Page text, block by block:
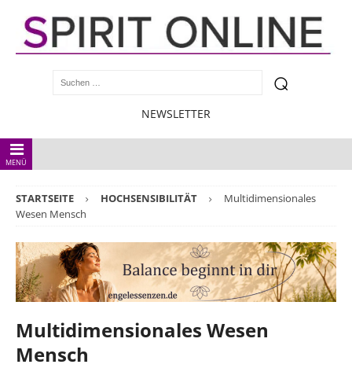
NEWSLETTER
MENÜ
STARTSEITE HOCHSENSIBILITÄT
Multidimensionales
Wesen Mensch
Multidimensionales Wesen
Mensch